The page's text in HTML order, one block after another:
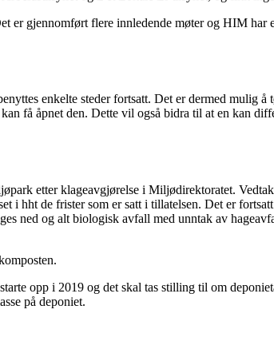
gjennomført flere innledende møter og HIM har
enkelte steder fortsatt. Det er dermed mulig å
få åpnet den. Dette vil også bidra til at en kan
etter klageavgjørelse i Miljødirektoratet.
hht de frister som er satt i tillatelsen. Det er
ned og alt biologisk avfall med unntak av
opp i 2019 og det skal tas stilling til om
på deponiet.